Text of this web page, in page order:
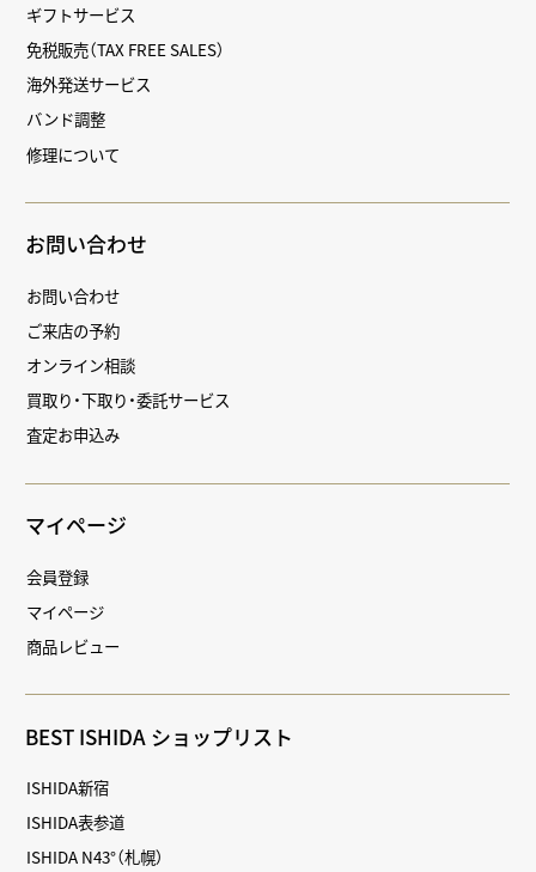
ギフトサービス
免税販売（TAX FREE SALES）
海外発送サービス
バンド調整
修理について
お問い合わせ
お問い合わせ
ご来店の予約
オンライン相談
買取り・下取り・委託サービス
査定お申込み
マイページ
会員登録
マイページ
商品レビュー
BEST ISHIDA ショップリスト
ISHIDA新宿
ISHIDA表参道
ISHIDA N43°（札幌）